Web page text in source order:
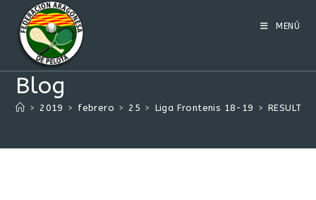
contenido
MENÚ
Blog
> 2019 > febrero > 25 > Liga Frontenis 18-19 >